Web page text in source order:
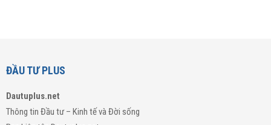
ĐẦU TƯ PLUS
Dautuplus.net
Thông tin Đầu tư – Kinh tế và Đời sống